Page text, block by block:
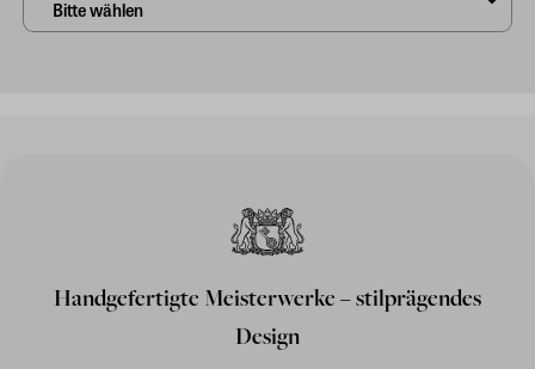
Handgefertigte Meisterwerke – stilprägendes
Design